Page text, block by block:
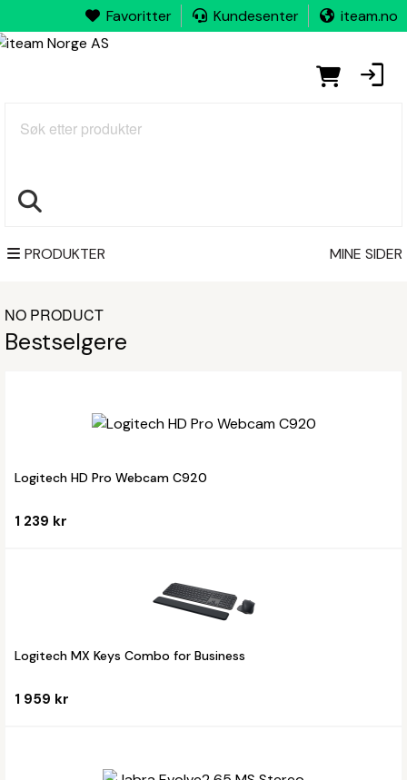
Favoritter Kundesenter iteam.no
Søk
PRODUKTER MINE SIDER
NO PRODUCT
Bestselgere
Logitech HD Pro Webcam C920
1 239 kr
Logitech MX Keys Combo for Business
1 959 kr